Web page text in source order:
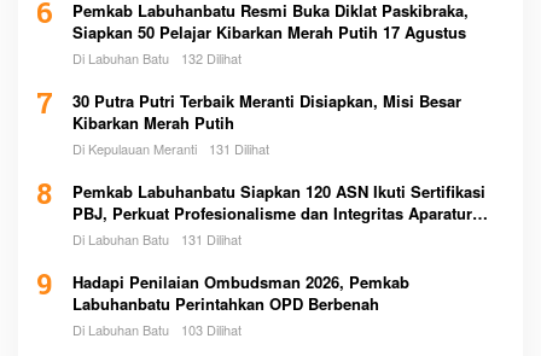
6
Pemkab Labuhanbatu Resmi Buka Diklat Paskibraka,
Siapkan 50 Pelajar Kibarkan Merah Putih 17 Agustus
Di Labuhan Batu 132 Dilihat
7
30 Putra Putri Terbaik Meranti Disiapkan, Misi Besar
Kibarkan Merah Putih
Di Kepulauan Meranti 131 Dilihat
8
Pemkab Labuhanbatu Siapkan 120 ASN Ikuti Sertifikasi
PBJ, Perkuat Profesionalisme dan Integritas Aparatur
Pemerintah
Di Labuhan Batu 131 Dilihat
9
Hadapi Penilaian Ombudsman 2026, Pemkab
Labuhanbatu Perintahkan OPD Berbenah
Di Labuhan Batu 103 Dilihat